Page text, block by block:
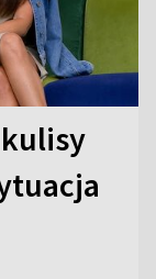
kulisy